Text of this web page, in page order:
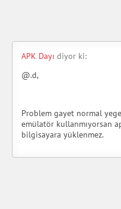
APK Dayı diyor ki:
@.d,
Problem gayet normal
emülatör kullanmıyorsan
bilgisayara yüklenmez.